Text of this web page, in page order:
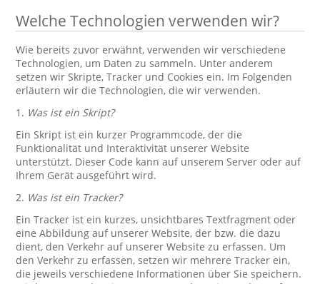
Welche Technologien verwenden wir?
Wie bereits zuvor erwähnt, verwenden wir verschiedene
Technologien, um Daten zu sammeln. Unter anderem
setzen wir Skripte, Tracker und Cookies ein. Im Folgenden
erläutern wir die Technologien, die wir verwenden.
1. Was ist ein Skript?
Ein Skript ist ein kurzer Programmcode, der die
Funktionalität und Interaktivität unserer Website
unterstützt. Dieser Code kann auf unserem Server oder auf
Ihrem Gerät ausgeführt wird.
2. Was ist ein Tracker?
Ein Tracker ist ein kurzes, unsichtbares Textfragment oder
eine Abbildung auf unserer Website, der bzw. die dazu
dient, den Verkehr auf unserer Website zu erfassen. Um
den Verkehr zu erfassen, setzen wir mehrere Tracker ein,
die jeweils verschiedene Informationen über Sie speichern.